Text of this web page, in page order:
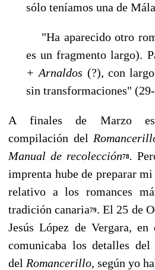
sólo teníamos una de
"Ha aparecido otro
es un fragmento largo).
+ Arnaldos (?), con
sin transformaciones"
A finales de Marzo
compilación del
Manual de recolección78.
imprenta hube de preparar
re­lativo a los romances
tradición canaria79. El 25 de
Jesús López de Vergara,
comunicaba los detalles
del Romancerillo, según yo